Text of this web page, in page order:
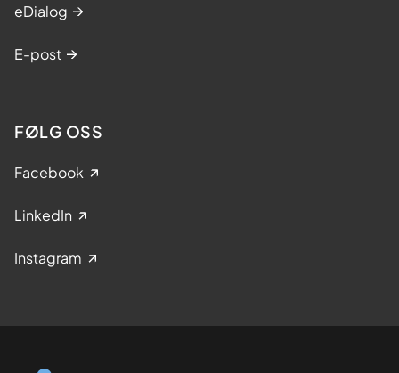
eDialog
E-post
FØLG OSS
Facebook
LinkedIn
Instagram